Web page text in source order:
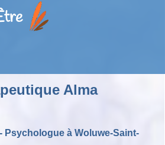
Alma
Psychologue à Woluwe-Saint-